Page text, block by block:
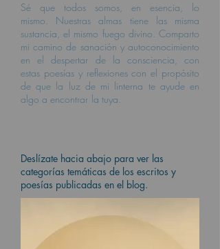
Sé que todos somos, en esencia, lo
mismo. Nuestras almas tiene las misma
sustancia, el mismo fuego divino. Comparto
mi camino de sanación y autoconocimiento
en el despertar de la consciencia, con
estas poesías y reflexiones con el propósito
de que la luz de mi linterna te ayude en
algo a encontrar la tuya.
Deslízate hacia abajo para ver las
categorías temáticas de los escritos y
poesías publicadas en el blog.